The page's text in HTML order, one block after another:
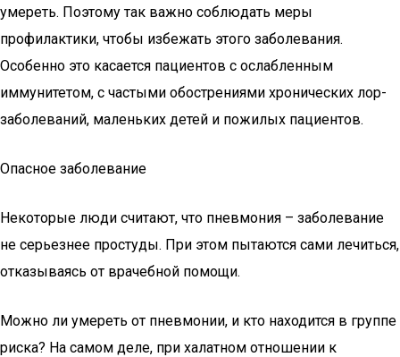
умереть. Поэтому так важно соблюдать меры
профилактики, чтобы избежать этого заболевания.
Особенно это касается пациентов с ослабленным
иммунитетом, с частыми обострениями хронических лор-
заболеваний, маленьких детей и пожилых пациентов.
Опасное заболевание
Некоторые люди считают, что пневмония – заболевание
не серьезнее простуды. При этом пытаются сами лечиться,
отказываясь от врачебной помощи.
Можно ли умереть от пневмонии, и кто находится в группе
риска? На самом деле, при халатном отношении к